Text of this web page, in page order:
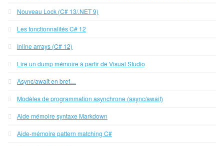
Nouveau Lock (C# 13/.NET 9)
Les fonctionnalités C# 12
Inline arrays (C# 12)
Lire un dump mémoire à partir de Visual Studio
Async/await en bref…
Modèles de programmation asynchrone (async/await)
Aide mémoire syntaxe Markdown
Aide-mémoire pattern matching C#